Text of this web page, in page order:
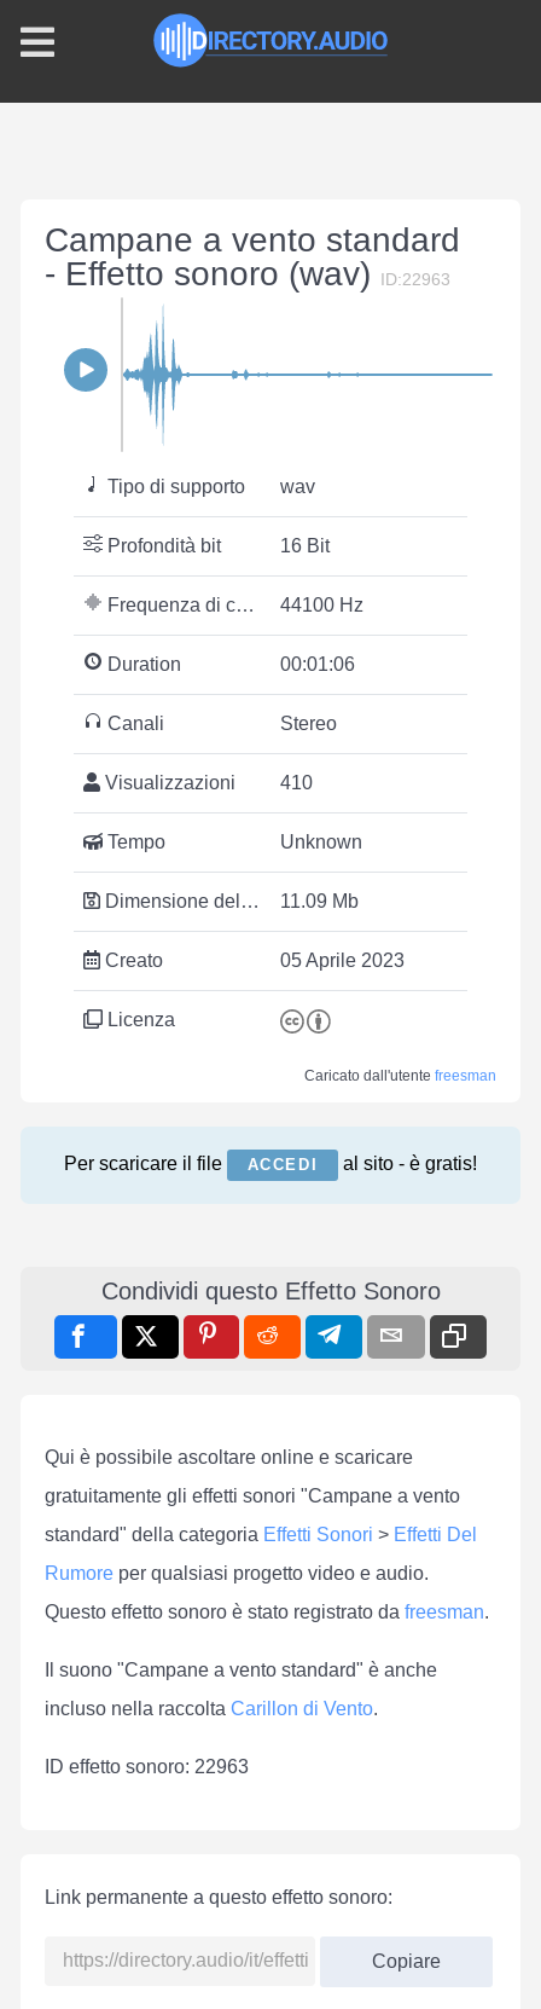
Campane a vento standard
- Effetto sonoro (wav)
ID:22963
Tipo di supporto wav
Profondità bit 16 Bit
Frequenza di campionamento 44100 Hz
Duration 00:01:06
Canali Stereo
Visualizzazioni 410
Tempo Unknown
Dimensione del file 11.09 Mb
Creato 05 Aprile 2023
Licenza
Caricato dall'utente freesman
Per scaricare il file ACCEDI al sito - è gratis!
Condividi questo Effetto Sonoro
Qui è possibile ascoltare online e scaricare
gratuitamente gli effetti sonori "Campane a vento
standard" della categoria Effetti Sonori > Effetti Del
Rumore per qualsiasi progetto video e audio.
Questo effetto sonoro è stato registrato da freesman.
Il suono "Campane a vento standard" è anche
incluso nella raccolta Carillon di Vento.
ID effetto sonoro: 22963
Link permanente a questo effetto sonoro:
Copiare